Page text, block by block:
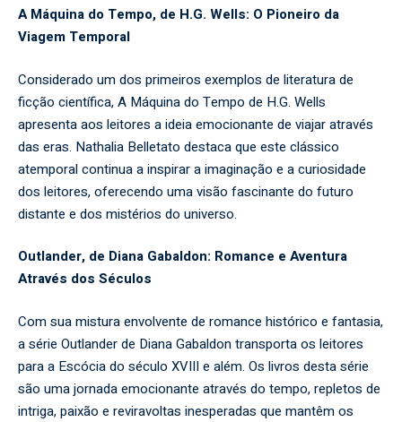
A Máquina do Tempo, de H.G. Wells: O Pioneiro da
Viagem Temporal
Considerado um dos primeiros exemplos de literatura de
ficção científica, A Máquina do Tempo de H.G. Wells
apresenta aos leitores a ideia emocionante de viajar através
das eras. Nathalia Belletato destaca que este clássico
atemporal continua a inspirar a imaginação e a curiosidade
dos leitores, oferecendo uma visão fascinante do futuro
distante e dos mistérios do universo.
Outlander, de Diana Gabaldon: Romance e Aventura
Através dos Séculos
Com sua mistura envolvente de romance histórico e fantasia,
a série Outlander de Diana Gabaldon transporta os leitores
para a Escócia do século XVIII e além. Os livros desta série
são uma jornada emocionante através do tempo, repletos de
intriga, paixão e reviravoltas inesperadas que mantêm os